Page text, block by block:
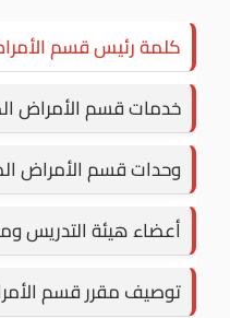
كلمة رئيس قسم
خدمات قسم الأمراض
وحدات قسم الأمراض
أعضاء هيئة التدريس
توصيف مقرر قسم